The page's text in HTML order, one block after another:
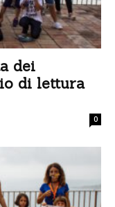
dei
di lettura
0